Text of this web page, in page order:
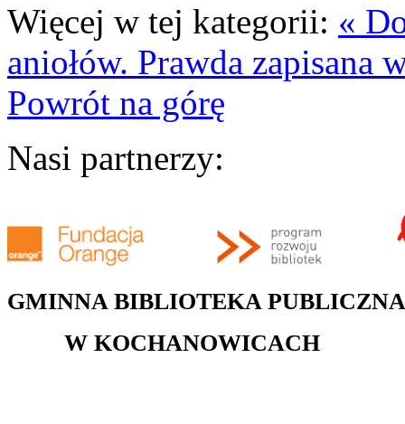
Więcej w tej kategorii: «
aniołów. Prawda zapisana
Powrót na górę
Nasi partnerzy:
GMINNA BIBLIOTEKA PUBLICZNA
W KOCHANOWICACH